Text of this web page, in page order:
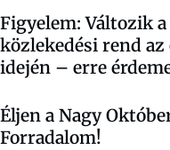
Figyelem: Változik
közlekedési rend
idején – erre
Éljen a Nagy
Forradalom!